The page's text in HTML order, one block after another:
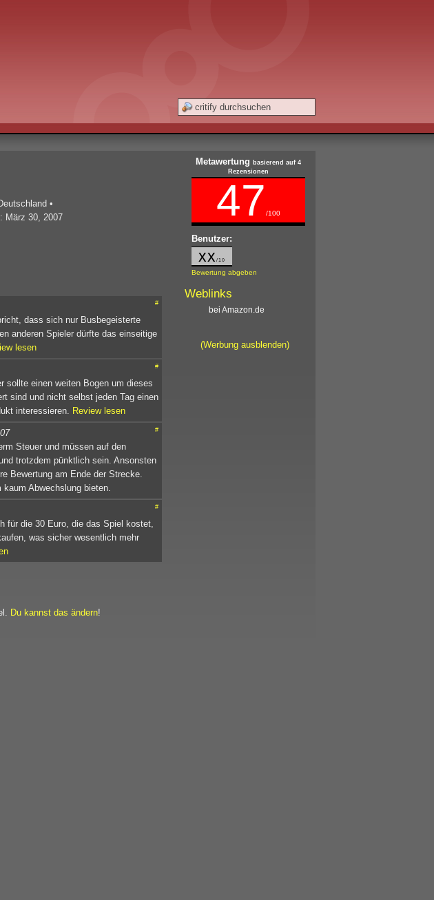
•
: März 30, 2007
#
dass sich nur Busbegeisterte
anderen Spieler dürfte das einseitige
lesen
#
sollte einen weiten Bogen um dieses
sind und nicht selbst jeden Tag einen
interessieren. Review lesen
#
Steuer und müssen auf den
trotzdem pünktlich sein. Ansonsten
Bewertung am Ende der Strecke.
Abwechslung bieten.
#
für die 30 Euro, die das Spiel kostet,
was sicher wesentlich mehr
Du kannst das ändern!
Metawertung
basierend auf 4
Rezensionen
47 /100
Benutzer:
xx /10
Bewertung abgeben
Weblinks
bei Amazon.de
(Werbung ausblenden)